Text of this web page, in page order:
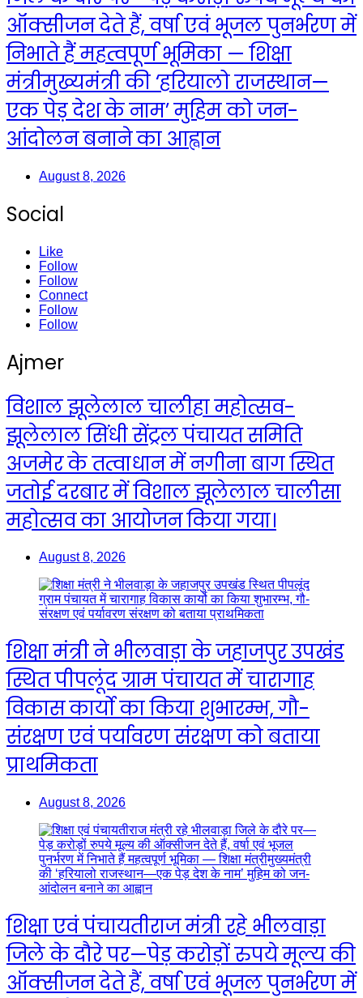
ऑक्सीजन देते हैं, वर्षा एवं भूजल पुनर्भरण में
निभाते हैं महत्वपूर्ण भूमिका — शिक्षा
मंत्रीमुख्यमंत्री की ‘हरियालो राजस्थान—
एक पेड़ देश के नाम’ मुहिम को जन-
आंदोलन बनाने का आह्वान
August 8, 2026
Social
Like
Follow
Follow
Connect
Follow
Follow
Ajmer
विशाल झूलेलाल चालीहा महोत्सव-
झूलेलाल सिंधी सेंट्रल पंचायत समिति
अजमेर के तत्वाधान में नगीना बाग स्थित
जतोई दरबार में विशाल झूलेलाल चालीसा
महोत्सव का आयोजन किया गया।
August 8, 2026
शिक्षा मंत्री ने भीलवाड़ा के जहाजपुर उपखंड
स्थित पीपलूंद ग्राम पंचायत में चारागाह
विकास कार्यो का किया शुभारम्भ, गौ-
संरक्षण एवं पर्यावरण संरक्षण को बताया
प्राथमिकता
August 8, 2026
शिक्षा एवं पंचायतीराज मंत्री रहे भीलवाड़ा
जिले के दौरे पर—पेड़ करोड़ों रुपये मूल्य की
ऑक्सीजन देते हैं, वर्षा एवं भूजल पुनर्भरण में